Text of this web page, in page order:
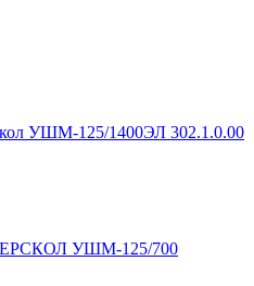
УШМ-125/1400ЭЛ 302.1.0.00